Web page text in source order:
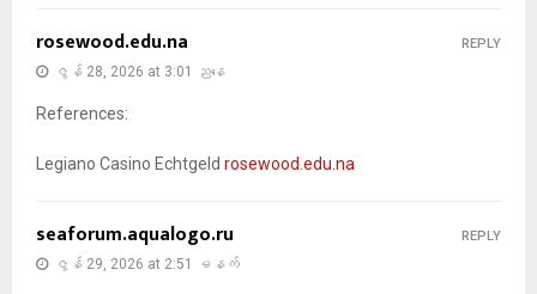
rosewood.edu.na
ဇွန် 28, 2026 at 3:01 ညနေ
References:
Legiano Casino Echtgeld rosewood.edu.na
REPLY
seaforum.aqualogo.ru
ဇွန် 29, 2026 at 2:51 မနက်
REPLY